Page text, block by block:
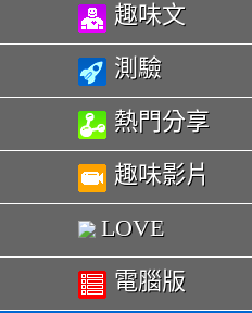
趣味文
測驗
熱門分享
趣味影片
LOVE
電腦版